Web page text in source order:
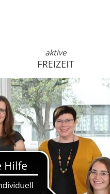
anmelden
aktive
FREIZEIT